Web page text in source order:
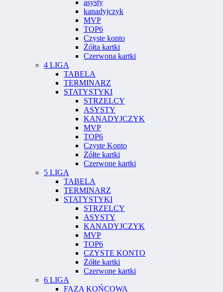
asysty
kanadyjczyk
MVP
TOP6
Czyste konto
Żółta kartki
Czerwona kartki
4 LIGA
TABELA
TERMINARZ
STATYSTYKI
STRZELCY
ASYSTY
KANADYJCZYK
MVP
TOP6
Czyste Konto
Żółte kartki
Czerwone kartki
5 LIGA
TABELA
TERMINARZ
STATYSTYKI
STRZELCY
ASYSTY
KANADYJCZYK
MVP
TOP6
CZYSTE KONTO
Żółte kartki
Czerwone kartki
6 LIGA
FAZA KOŃCOWA